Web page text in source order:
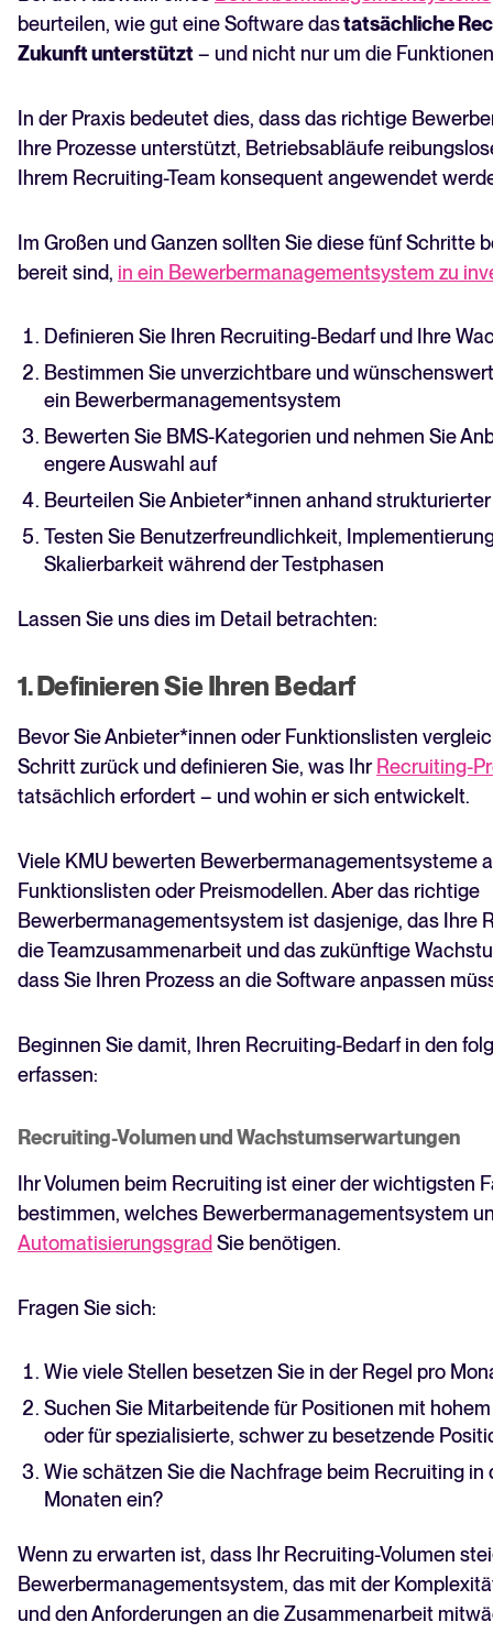
beurteilen, wie gut eine Software dastatsächliche
Zukunft unterstützt– und nicht nur um die
In der Praxis bedeutet dies, dass das richtige
Ihre Prozesse unterstützt, Betriebsabläufe
Ihrem Recruiting-Team konsequent angewendet
Im Großen und Ganzen sollten Sie diese fünf Schritte
bereit sind, in ein Bewerbermanagementsystem zu
Definieren Sie Ihren Recruiting-Bedarf und Ihre
Bestimmen Sie unverzichtbare und
ein Bewerbermanagementsystem
Bewerten Sie BMS-Kategorien und nehmen Sie
engere Auswahl auf
Beurteilen Sie Anbieter*innen anhand
Testen Sie Benutzerfreundlichkeit,
Skalierbarkeit während der Testphasen
Lassen Sie uns dies im Detail betrachten:
1. Definieren Sie Ihren Bedarf
Bevor Sie Anbieter*innen oder Funktionslisten
Schritt zurück und definieren Sie, was Ihr Recruiting-
tatsächlich erfordert – und wohin er sich entwickelt.
Viele KMU bewerten Bewerbermanagementsysteme
Funktionslisten oder Preismodellen. Aber das richtige
Bewerbermanagementsystem ist dasjenige, das Ihre
die Teamzusammenarbeit und das zukünftige
dass Sie Ihren Prozess an die Software anpassen
Beginnen Sie damit, Ihren Recruiting-Bedarf in den
erfassen:
Recruiting-Volumen und Wachstumserwartungen
Ihr Volumen beim Recruiting ist einer der wichtigsten
bestimmen, welches Bewerbermanagementsystem
Automatisierungsgrad Sie benötigen.
Fragen Sie sich:
Wie viele Stellen besetzen Sie in der Regel pro
Suchen Sie Mitarbeitende für Positionen mit
oder für spezialisierte, schwer zu besetzende
Wie schätzen Sie die Nachfrage beim Recruiting in
Monaten ein?
Wenn zu erwarten ist, dass Ihr Recruiting-Volumen
Bewerbermanagementsystem, das mit der
und den Anforderungen an die Zusammenarbeit